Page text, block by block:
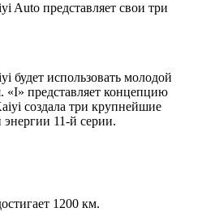
Auto представляет свои три
будет использовать молодой
«I» представляет концепцию
создала три крупнейшие
11-й серии.
1200 км.